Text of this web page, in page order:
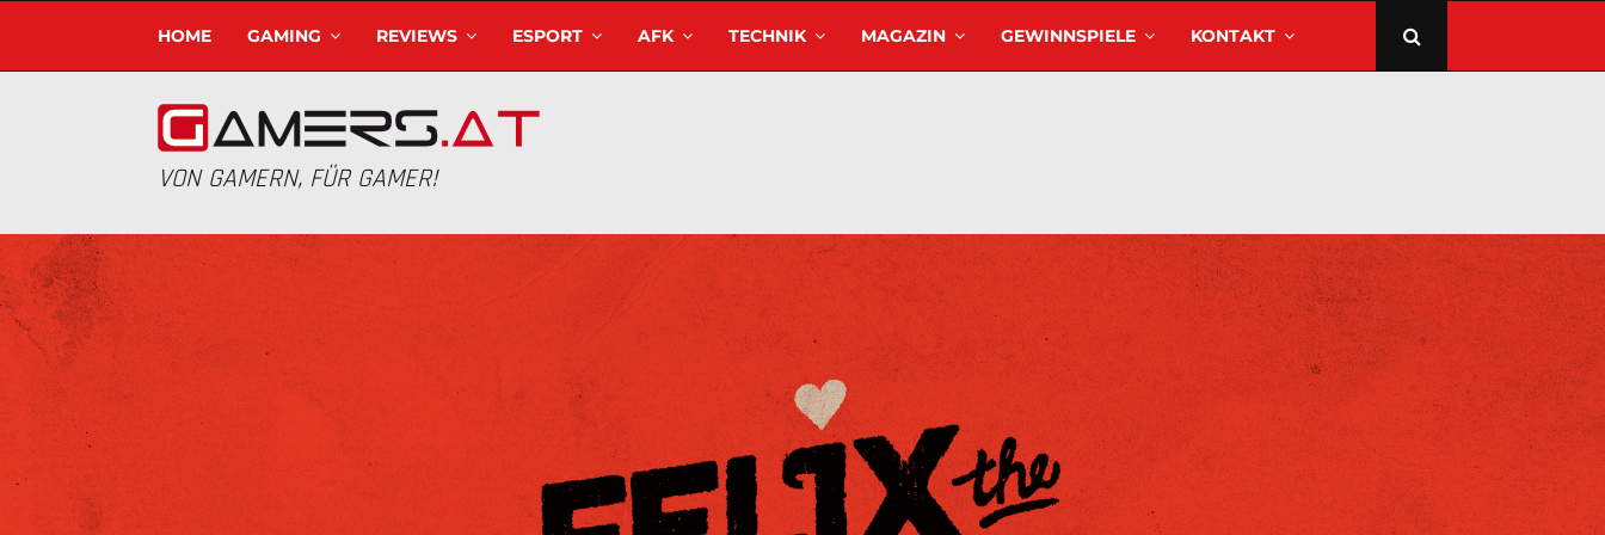
HOME GAMING REVIEWS ESPORT AFK TECHNIK MAGAZIN GEWINNSPIELE KONTAKT
VON GAMERN, FÜR GAMER!